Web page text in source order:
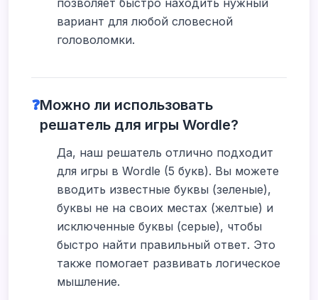
позволяет быстро находить нужный
вариант для любой словесной
головоломки.
❓Можно ли использовать
решатель для игры Wordle?
Да, наш решатель отлично подходит
для игры в Wordle (5 букв). Вы можете
вводить известные буквы (зеленые),
буквы не на своих местах (желтые) и
исключенные буквы (серые), чтобы
быстро найти правильный ответ. Это
также помогает развивать логическое
мышление.